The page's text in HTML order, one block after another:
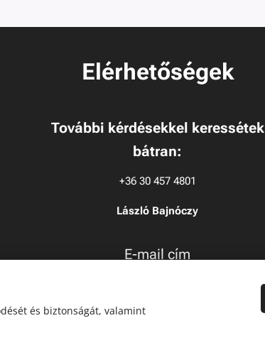
Elérhetőségek
További kérdésekkel keressétek
bátran:
+36 30 457 4801
László Bajnóczy
E-mail cím
és biztonságát, valamint